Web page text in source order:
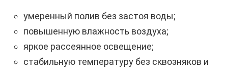
умеренный полив без застоя воды;
повышенную влажность воздуха;
яркое рассеянное освещение;
стабильную температуру без сквозняков и